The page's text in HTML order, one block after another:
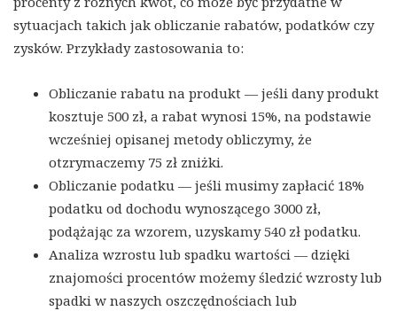
sytuacjach takich jak obliczanie rabatów, podatków czy
zysków. Przykłady zastosowania to:
Obliczanie rabatu na produkt — jeśli dany produkt
kosztuje 500 zł, a rabat wynosi 15%, na podstawie
wcześniej opisanej metody obliczymy, że
otzrymaczemy 75 zł zniżki.
Obliczanie podatku — jeśli musimy zapłacić 18%
podatku od dochodu wynoszącego 3000 zł,
podążając za wzorem, uzyskamy 540 zł podatku.
Analiza wzrostu lub spadku wartości — dzięki
znajomości procentów możemy śledzić wzrosty lub
spadki w naszych oszczędnościach lub